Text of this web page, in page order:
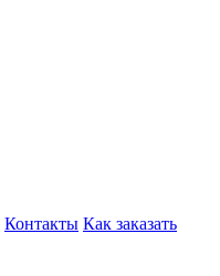
Контакты Как заказать